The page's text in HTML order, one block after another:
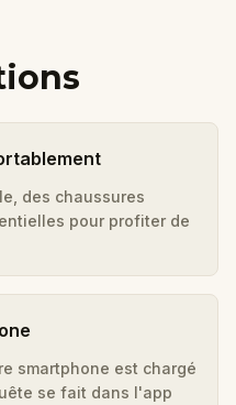
des chaussures
pour profiter de
smartphone est chargé
se fait dans l'app